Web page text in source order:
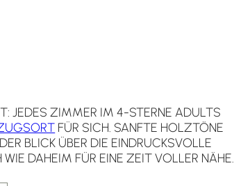
JEDES ZIMMER IM 4-STERNE ADULTS
FÜR SICH. SANFTE HOLZTÖNE
BLICK ÜBER DIE EINDRUCKSVOLLE
DAHEIM FÜR EINE ZEIT VOLLER NÄHE.